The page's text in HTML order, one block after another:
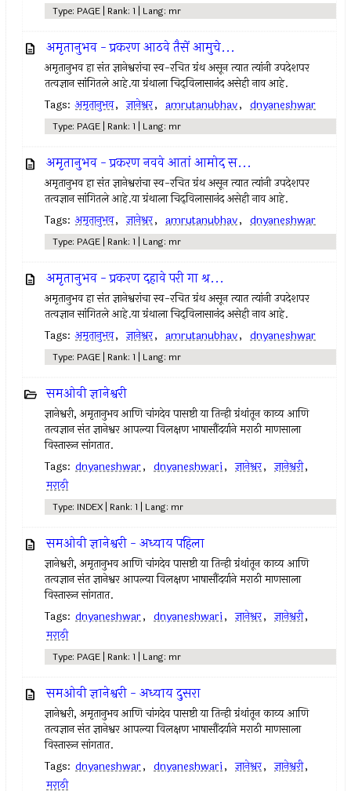
Type: PAGE | Rank: 1 | Lang: mr
अमृतानुभव - प्रकरण आठवे तैसें आमुचे...
अमृतानुभव हा संत ज्ञानेश्वरांचा स्व-रचित ग्रंथ असून त्यात त्यांनी उपदेशपर
तत्वज्ञान सांगितले आहे.या ग्रंथाला चिद्‌विलासानंद असेही नाव आहे.
Tags: अमृतानुभव, ज्ञानेश्वर, amrutanubhav, dnyaneshwar
Type: PAGE | Rank: 1 | Lang: mr
अमृतानुभव - प्रकरण नववे आतां आमोद स...
अमृतानुभव हा संत ज्ञानेश्वरांचा स्व-रचित ग्रंथ असून त्यात त्यांनी उपदेशपर
तत्वज्ञान सांगितले आहे.या ग्रंथाला चिद्‌विलासानंद असेही नाव आहे.
Tags: अमृतानुभव, ज्ञानेश्वर, amrutanubhav, dnyaneshwar
Type: PAGE | Rank: 1 | Lang: mr
अमृतानुभव - प्रकरण दहावे परी गा श्र...
अमृतानुभव हा संत ज्ञानेश्वरांचा स्व-रचित ग्रंथ असून त्यात त्यांनी उपदेशपर
तत्वज्ञान सांगितले आहे.या ग्रंथाला चिद्‌विलासानंद असेही नाव आहे.
Tags: अमृतानुभव, ज्ञानेश्वर, amrutanubhav, dnyaneshwar
Type: PAGE | Rank: 1 | Lang: mr
समओवी ज्ञानेश्वरी
ज्ञानेश्वरी, अमृतानुभव आणि चांगदेव पासष्टी या तिन्ही ग्रंथांतून काव्य आणि
तत्वज्ञान संत ज्ञानेश्वर आपल्या विलक्षण भाषासौंदर्याने मराठी माणसाला
विस्तारून सांगतात.
Tags: dnyaneshwar, dnyaneshwari, ज्ञानेश्वर, ज्ञानेश्वरी,
मराठी
Type: INDEX | Rank: 1 | Lang: mr
समओवी ज्ञानेश्वरी - अध्याय पहिला
ज्ञानेश्वरी, अमृतानुभव आणि चांगदेव पासष्टी या तिन्ही ग्रंथांतून काव्य आणि
तत्वज्ञान संत ज्ञानेश्वर आपल्या विलक्षण भाषासौंदर्याने मराठी माणसाला
विस्तारून सांगतात.
Tags: dnyaneshwar, dnyaneshwari, ज्ञानेश्वर, ज्ञानेश्वरी,
मराठी
Type: PAGE | Rank: 1 | Lang: mr
समओवी ज्ञानेश्वरी - अध्याय दुसरा
ज्ञानेश्वरी, अमृतानुभव आणि चांगदेव पासष्टी या तिन्ही ग्रंथांतून काव्य आणि
तत्वज्ञान संत ज्ञानेश्वर आपल्या विलक्षण भाषासौंदर्याने मराठी माणसाला
विस्तारून सांगतात.
Tags: dnyaneshwar, dnyaneshwari, ज्ञानेश्वर, ज्ञानेश्वरी,
मराठी